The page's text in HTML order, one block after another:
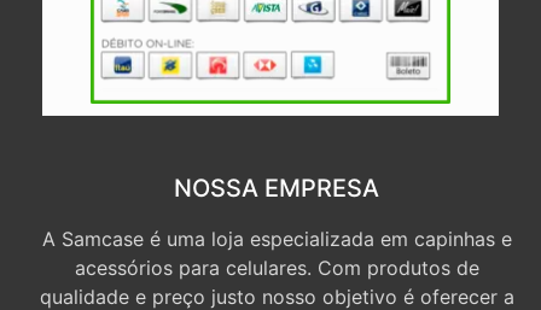
NOSSA EMPRESA
A Samcase é uma loja especializada em capinhas e
acessórios para celulares. Com produtos de
qualidade e preço justo nosso objetivo é oferecer a